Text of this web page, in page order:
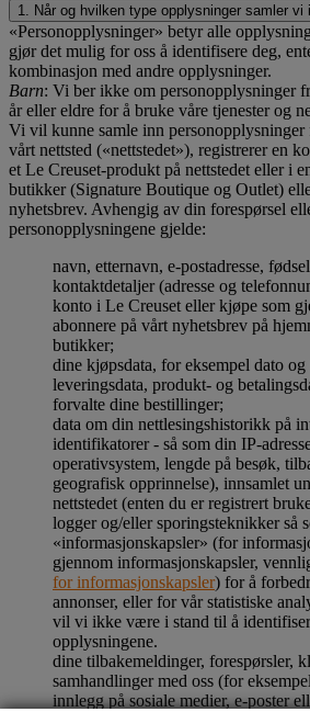
1. Når og hvilken type opplysninger samler vi
«Personopplysninger» betyr alle
gjør det mulig for oss å identifisere deg,
kombinasjon med andre opplysninger.
Barn: Vi ber ikke om personopplysninger
år eller eldre for å bruke våre tjenester og
Vi vil kunne samle inn personopplysninger
vårt nettsted («nettstedet»), registrerer en
et Le Creuset-produkt på nettstedet eller i
butikker (Signature Boutique og Outlet)
nyhetsbrev. Avhengig av din forespørsel
personopplysningene gjelde:
navn, etternavn, e-postadresse,
kontaktdetaljer (adresse og
konto i Le Creuset eller kjøpe som
abonnere på vårt nyhetsbrev på
butikker;
dine kjøpsdata, for eksempel dato
leveringsdata, produkt- og
forvalte dine bestillinger;
data om din nettlesingshistorikk på
identifikatorer - så som din IP-
operativsystem, lengde på besøk,
geografisk opprinnelse), innsamlet
nettstedet (enten du er registrert
logger og/eller sporingsteknikker så
«informasjonskapsler» (for
gjennom informasjonskapsler,
for informasjonskapsler) for å
annonser, eller for vår statistiske
vil vi ikke være i stand til å
opplysningene.
dine tilbakemeldinger, forespørsler,
samhandlinger med oss (for
innlegg på sosiale medier, e-poster